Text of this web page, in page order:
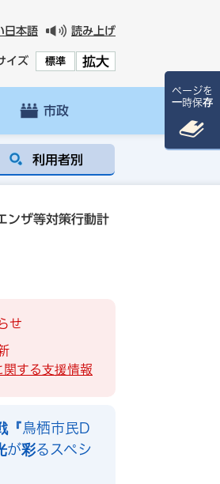
日本語 読み上げ
イズ 標準 拡大
市政
利用者別
ンザ等対策行動計
せ
する支援情報
『鳥栖市民D
彩るスペシ
ページを
一時保存